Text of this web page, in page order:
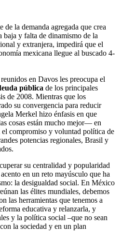
de la demanda agregada que crea
baja y falta de dinamismo de la
y extranjera, impedirá que el
mexicana llegue al buscado 4-
en Davos les preocupa el
pública de los principales
de 2008. Mientras que los
su convergencia para reducir
Merkel hizo énfasis en que
cosas están mucho mejor— en
compromiso y voluntad política de
potencias regionales, Brasil y
su centralidad y popularidad
en un reto mayúsculo que ha
la desigualdad social. En México
las élites mundiales, debemos
las herramientas que tenemos a
educativa y relanzarla, y
y la política social –que no sean
la sociedad y en un plan